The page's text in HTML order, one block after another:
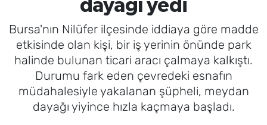
dayağı yedi
Bursa'nın Nilüfer ilçesinde iddiaya göre madde
etkisinde olan kişi, bir iş yerinin önünde park
halinde bulunan ticari aracı çalmaya kalkıştı.
Durumu fark eden çevredeki esnafın
müdahalesiyle yakalanan şüpheli, meydan
dayağı yiyince hızla kaçmaya başladı.